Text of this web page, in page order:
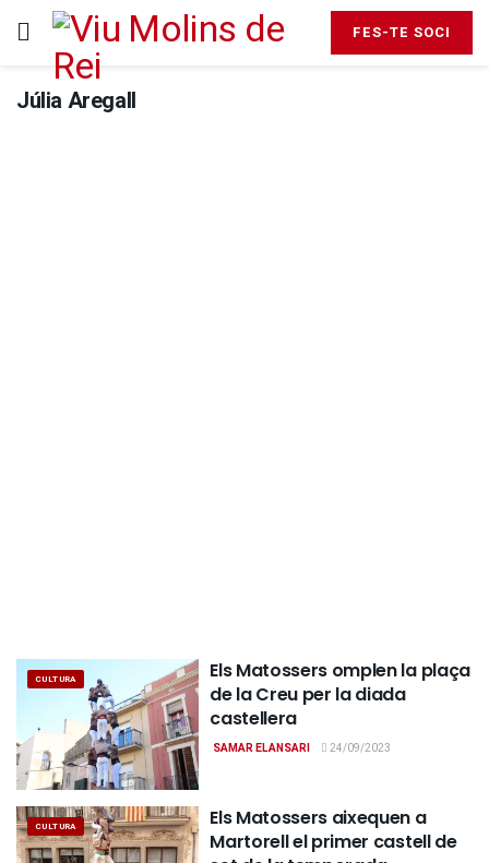
FES-TE SOCI
Júlia Aregall
CULTURA
Els Matossers omplen la plaça
de la Creu per la diada
castellera
SAMAR ELANSARI 24/09/2023
CULTURA
Els Matossers aixequen a
Martorell el primer castell de